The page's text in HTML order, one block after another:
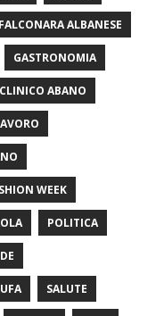
FALCONARA ALBANESE
GASTRONOMIA
ABANO
WEEK
POLITICA
SALUTE